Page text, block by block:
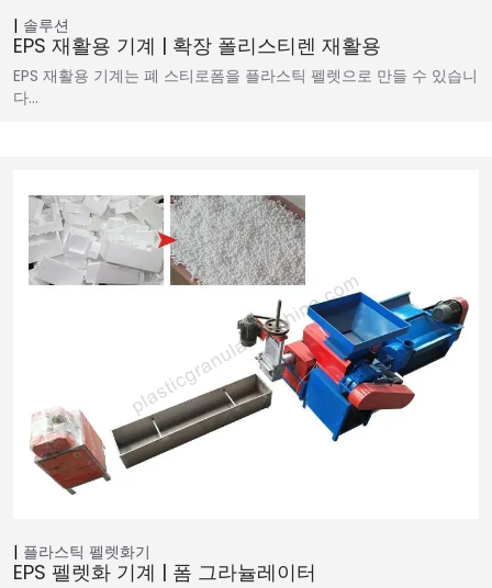
솔루션
EPS 재활용 기계 | 확장 폴리스티렌 재활용
EPS 재활용 기계는 폐 스티로폼을 플라스틱 펠렛으로 만들 수 있습니
다…
플라스틱 펠렛화기
EPS 펠렛화 기계 | 폼 그라뉼레이터